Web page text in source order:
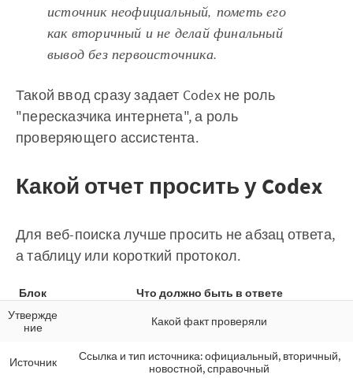
источник неофициальный, пометь его
как вторичный и не делай финальный
вывод без первоисточника.
Такой ввод сразу задает Codex не роль
"пересказчика интернета", а роль
проверяющего ассистента.
Какой отчет просить у Codex
Для веб-поиска лучше просить не абзац ответа,
а таблицу или короткий протокол.
Блок
Что должно быть в ответе
Утвержде
ние
Какой факт проверяли
Источник
Ссылка и тип источника: официальный, вторичный,
новостной, справочный